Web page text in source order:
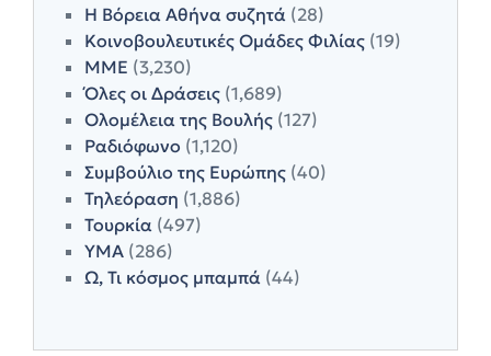
Η Βόρεια Αθήνα συζητά (28)
Κοινοβουλευτικές Ομάδες Φιλίας (19)
ΜΜΕ (3,230)
Όλες οι Δράσεις (1,689)
Ολομέλεια της Βουλής (127)
Ραδιόφωνο (1,120)
Συμβούλιο της Ευρώπης (40)
Τηλεόραση (1,886)
Τουρκία (497)
ΥΜΑ (286)
Ω, Τι κόσμος μπαμπά (44)